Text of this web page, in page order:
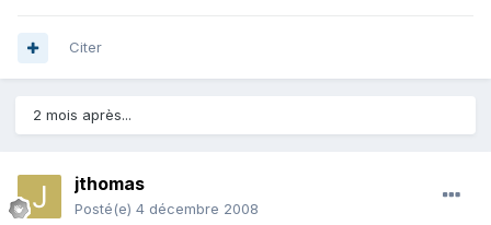
Citer
2 mois après...
jthomas
Posté(e) 4 décembre 2008